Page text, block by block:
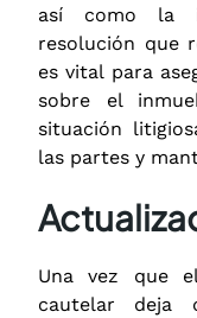
así como la
resolución que
es vital para
sobre el
situación
las partes y
Una vez que
cautelar deja